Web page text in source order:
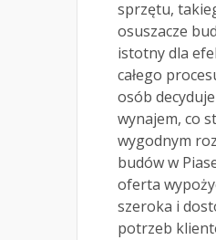
sprzętu,
osuszacze
istotny dla
całego
osób
wynajem, co
wygodnym
budów w
oferta
szeroka i
potrzeb